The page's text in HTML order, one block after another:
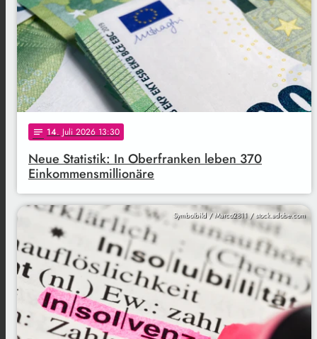
notes 14. Juli 2026 13:30
Neue Statistik: In Oberfranken leben 370
Einkommensmillionäre
Symbolbild / Marco2811 / stock.adobe.com